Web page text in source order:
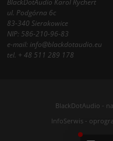
BlackDotAudio Karol Rychert
ul. Podgórna 6c
83-340 Sierakowice
NIP: 586-210-96-83
e-mail:info@blackdotaudio.eu
tel. + 48 511 289 178
BlackDotAudio -
InfoSerwis-